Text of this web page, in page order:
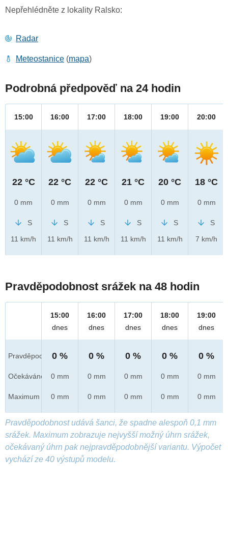
Nepřehlédněte z lokality Ralsko:
Radar
Meteostanice (mapa)
Podrobná předpověď na 24 hodin
15:00
22 °C
0 mm
S
11 km/h
16:00
22 °C
0 mm
S
11 km/h
17:00
22 °C
0 mm
S
11 km/h
18:00
21 °C
0 mm
S
11 km/h
19:00
20 °C
0 mm
S
11 km/h
20:00
18 °C
0 mm
S
7 km/h
Pravděpodobnost srážek na 48 hodin
Pravděpod.
Očekáváno
Maximum
15:00
dnes
0 %
0 mm
0 mm
16:00
dnes
0 %
0 mm
0 mm
17:00
dnes
0 %
0 mm
0 mm
18:00
dnes
0 %
0 mm
0 mm
19:00
dnes
0 %
0 mm
0 mm
Pravděpodobnost udává šanci, že spadne alespoň 0,1 mm
srážek. Maximum zobrazuje nejvyšší možný úhrn srážek,
očekávaný úhrn pak nejpravděpodobnější variantu. Výpočet
vychází ze 40 výstupů modelu.